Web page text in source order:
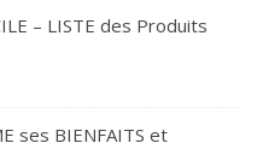
– LISTE des Produits
ses BIENFAITS et